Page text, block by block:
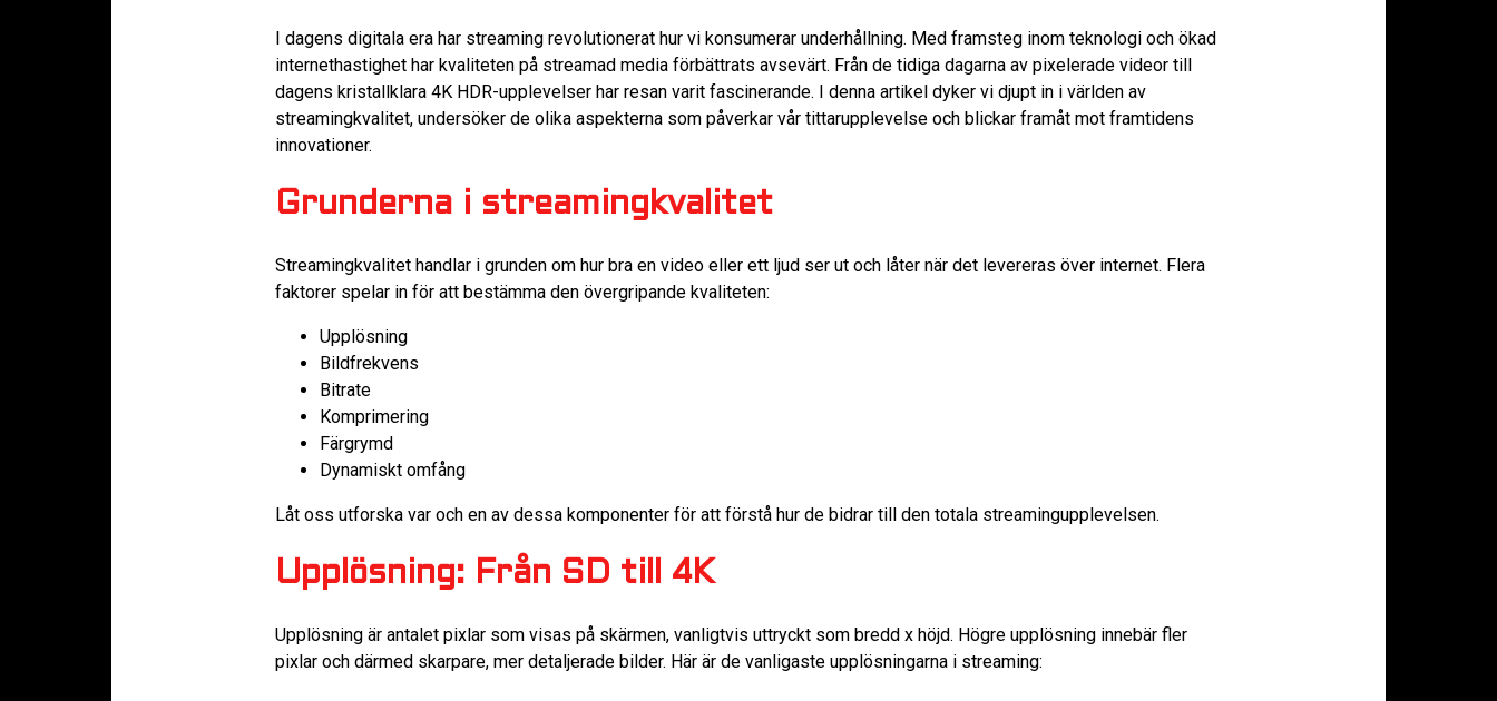
I dagens digitala era har streaming revolutionerat hur vi konsumerar underhållning. Med framsteg inom teknologi och ökad
internethastighet har kvaliteten på streamad media förbättrats avsevärt. Från de tidiga dagarna av pixelerade videor till
dagens kristallklara 4K HDR-upplevelser har resan varit fascinerande. I denna artikel dyker vi djupt in i världen av
streamingkvalitet, undersöker de olika aspekterna som påverkar vår tittarupplevelse och blickar framåt mot framtidens
innovationer.
Grunderna i streamingkvalitet
Streamingkvalitet handlar i grunden om hur bra en video eller ett ljud ser ut och låter när det levereras över internet. Flera
faktorer spelar in för att bestämma den övergripande kvaliteten:
Upplösning
Bildfrekvens
Bitrate
Komprimering
Färgrymd
Dynamiskt omfång
Låt oss utforska var och en av dessa komponenter för att förstå hur de bidrar till den totala streamingupplevelsen.
Upplösning: Från SD till 4K
Upplösning är antalet pixlar som visas på skärmen, vanligtvis uttryckt som bredd x höjd. Högre upplösning innebär fler
pixlar och därmed skarpare, mer detaljerade bilder. Här är de vanligaste upplösningarna i streaming: